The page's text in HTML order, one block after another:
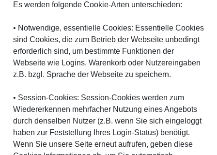
Es werden folgende Cookie-Arten unterschieden:
• Notwendige, essentielle Cookies: Essentielle Cookies
sind Cookies, die zum Betrieb der Webseite unbedingt
erforderlich sind, um bestimmte Funktionen der
Webseite wie Logins, Warenkorb oder Nutzereingaben
z.B. bzgl. Sprache der Webseite zu speichern.
• Session-Cookies: Session-Cookies werden zum
Wiedererkennen mehrfacher Nutzung eines Angebots
durch denselben Nutzer (z.B. wenn Sie sich eingeloggt
haben zur Feststellung Ihres Login-Status) benötigt.
Wenn Sie unsere Seite erneut aufrufen, geben diese